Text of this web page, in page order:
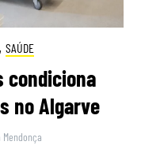
, SAÚDE
condiciona
no Algarve